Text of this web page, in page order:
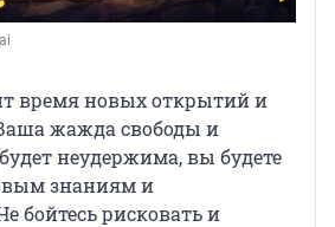
время новых открытий и
жажда свободы и
неудержима, вы будете
знаниям и
бойтесь рисковать и